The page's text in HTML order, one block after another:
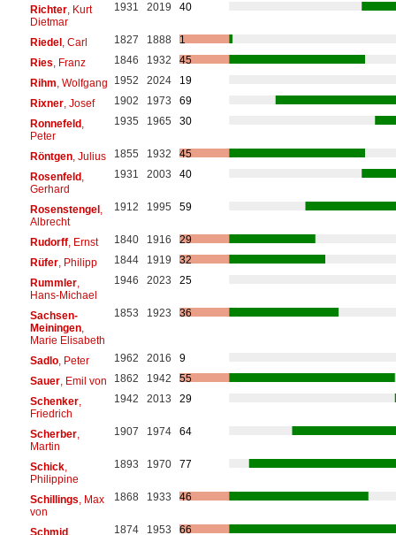
Richter, Kurt
Dietmar
1931 2019 40
Riedel, Carl 1827 1888
1
Ries , Franz 1846 1932
45
Rihm , Wolfgang 1952 2024
19
Rixner, Josef 1902 1973
69
Ronnefeld,
Peter
1935 1965 30
Röntgen, Julius 1855 1932
45
Rosenfeld,
Gerhard
1931 2003 40
Rosenstengel,
Albrecht
1912 1995 59
Rudorff, Ernst 1840 1916
29
Rüfer, Philipp 1844 1919
32
Rummler,
Hans-Michael
1946 2023 25
Sachsen-
Meiningen,
Marie Elisabeth
1853 1923 36
Sadlo, Peter 1962 2016
9
Sauer, Emil von 1862 1942
55
Schenker,
Friedrich
1942 2013 29
Scherber,
Martin
1907 1974 64
Schick,
Philippine
1893 1970 77
Schillings , Max
von
1868 1933 46
Schmid,
1874 1953 66